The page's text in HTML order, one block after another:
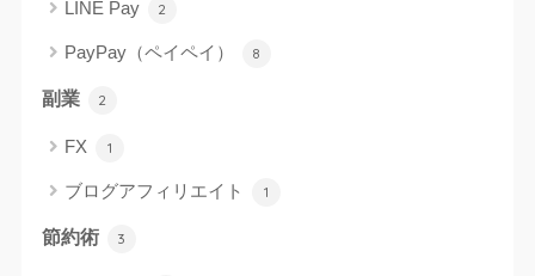
LINE Pay 2
PayPay（ペイペイ） 8
副業 2
FX 1
ブログアフィリエイト 1
節約術 3